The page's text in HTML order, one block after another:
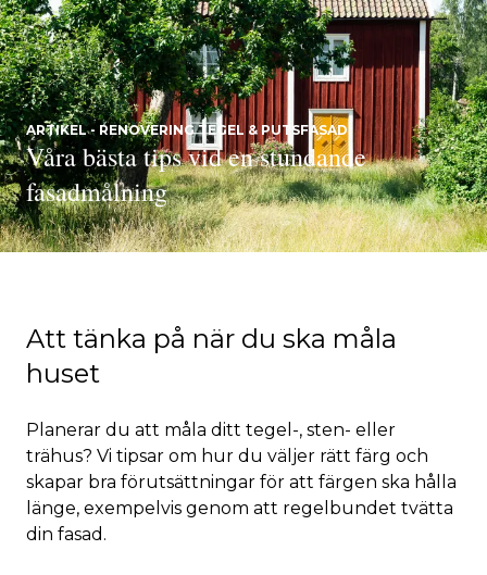
Att tänka på när du ska måla
huset
Planerar du att måla ditt tegel-, sten- eller
trähus? Vi tipsar om hur du väljer rätt färg och
skapar bra förutsättningar för att färgen ska hålla
länge, exempelvis genom att regelbundet tvätta
din fasad.
ARTIKEL - RENOVERING TEGEL & PUTSFASAD
Våra bästa tips vid en stundande
fasadmålning